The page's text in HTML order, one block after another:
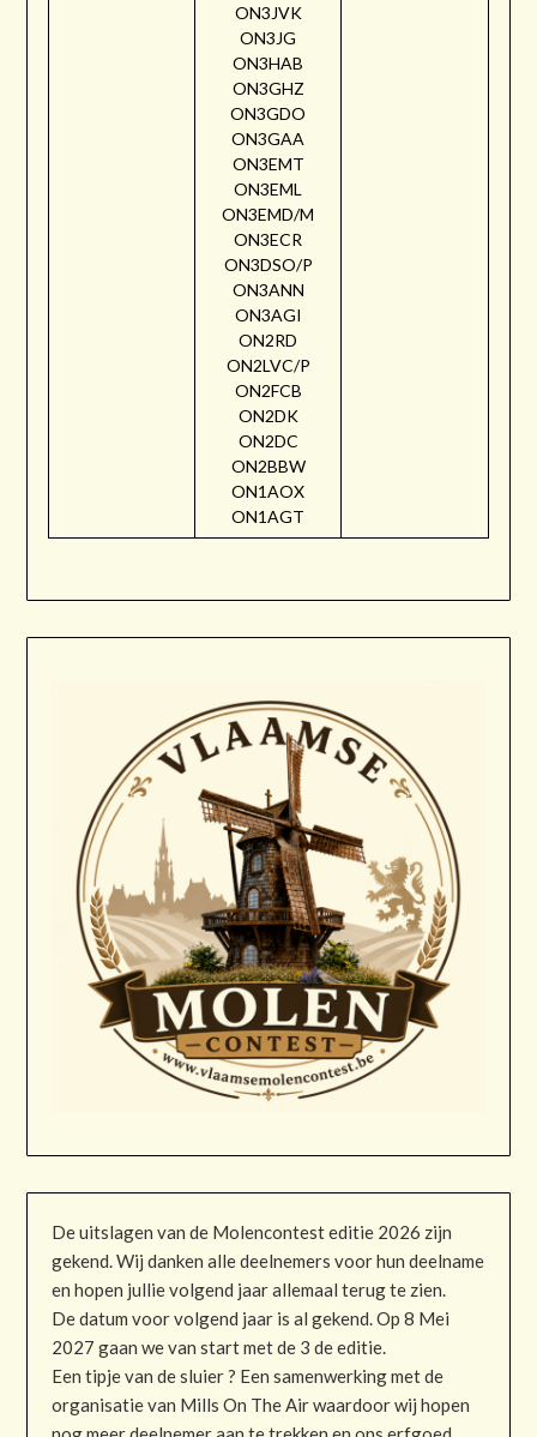
ON3JVK
ON3JG
ON3HAB
ON3GHZ
ON3GDO
ON3GAA
ON3EMT
ON3EML
ON3EMD/M
ON3ECR
ON3DSO/P
ON3ANN
ON3AGI
ON2RD
ON2LVC/P
ON2FCB
ON2DK
ON2DC
ON2BBW
ON1AOX
ON1AGT
De uitslagen van de Molencontest editie 2026 zijn
gekend. Wij danken alle deelnemers voor hun deelname
en hopen jullie volgend jaar allemaal terug te zien.
De datum voor volgend jaar is al gekend. Op 8 Mei
2027 gaan we van start met de 3 de editie.
Een tipje van de sluier ? Een samenwerking met de
organisatie van Mills On The Air waardoor wij hopen